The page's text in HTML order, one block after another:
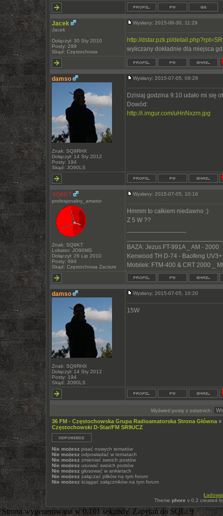
Jacek
Jacek
Dołączył: 30 Sty 2010
Posty: 299
Skąd: Częstochowa
Wysłany: 2015-06-30, 11:29
http://dstar.pzk.pl/
wyliczany dokładnie dla miejsca
damso
Znak: SQ9RHX
Dołączył: 14 Sty 2012
Posty: 194
Skąd: JO90LS
Wysłany: 2015-07-05, 09:29
Dzisiaj godzina 9:10 udało mi się
Dowód:
http://i.imgur.com/uHnNxzm.jpg
SQ9KT
profesjonalny_amator
Znak: SQ9KT
Lokator: JO90MS
Dołączył: 26 Lip 2010
Posty: 684
Skąd: Częstochowa Zacisze
Wysłany: 2015-07-05, 10:16
Hmmm to całkiem niedawno :)
Z 5 W ??
BAZA: Jezus FT-991A _ AM - 2000
Kenwood TH D-74 - Baofeng UV3+
Mobilek: FTM-400 & CRT 2000 _
damso
Znak: SQ9RHX
Dołączył: 14 Sty 2012
Posty: 194
Skąd: JO90LS
Wysłany: 2015-07-05, 10:20
15W
Wyświetl posty z ostatnich:
36 FM - Częstochowska Grupa Radioamatorska Strona Główna »
Częstochowski D-Star/FM SR9UCZ
Nie możesz pisać nowych tematów
Nie możesz odpowiadać w tematach
Nie możesz zmieniać swoich postów
Nie możesz usuwać swoich postów
Nie możesz głosować w ankietach
Nie możesz załączać plików na tym forum
Nie możesz ściągać załączników na tym forum
Theme phore v 0.2 created
Strona wygenerowana w 0.101 sekundy. Zapytań do SQL: 9